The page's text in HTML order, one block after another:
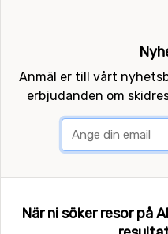
Anmäl er till vårt
erbjudanden om
När ni söker resor på